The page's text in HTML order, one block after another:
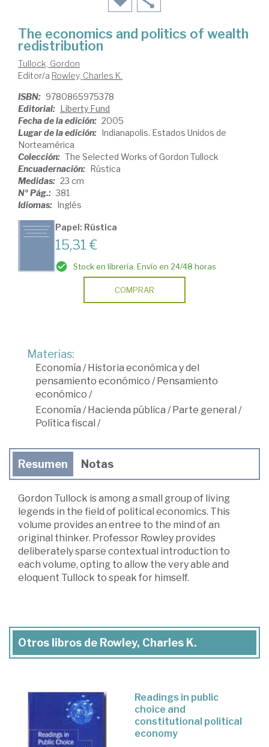
The economics and politics of wealth
redistribution
Tullock, Gordon
Editor/a Rowley, Charles K.
ISBN: 9780865975378
Editorial: Liberty Fund
Fecha de la edición: 2005
Lugar de la edición: Indianapolis. Estados Unidos de
Norteamérica
Colección: The Selected Works of Gordon Tullock
Encuadernación: Rústica
Medidas: 23 cm
Nº Pág.: 381
Idiomas: Inglés
Papel: Rústica
15,31 €
Stock en librería. Envío en 24/48 horas
COMPRAR
Materias:
Economía / Historia económica y del
pensamiento económico / Pensamiento
económico /
Economía / Hacienda pública / Parte general /
Política fiscal /
Resumen Notas
Gordon Tullock is among a small group of living
legends in the field of political economics. This
volume provides an entree to the mind of an
original thinker. Professor Rowley provides
deliberately sparse contextual introduction to
each volume, opting to allow the very able and
eloquent Tullock to speak for himself.
Otros libros de Rowley, Charles K.
Readings in public
choice and
constitutional political
economy